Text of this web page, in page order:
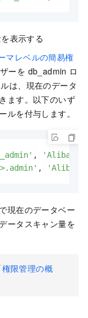
表示する
マレベルの簡易権
ーを db_admin ロ
は、現在のデータ
ます。以下のいず
ルを付与します。
,
'Alibaba
, 'Alibaba
現在のデータベー
ータスキャン量を
権限管理の概